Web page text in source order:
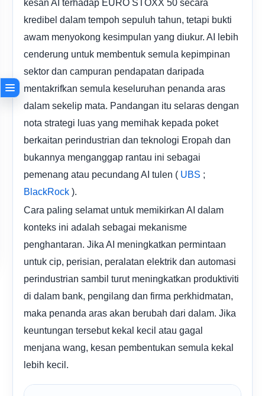
kredibel dalam tempoh sepuluh tahun, tetapi bukti
awam menyokong kesimpulan yang diukur. AI lebih
cenderung untuk membentuk semula kepimpinan
sektor dan campuran pendapatan daripada
mentakrifkan semula keseluruhan penanda aras
dalam sekelip mata. Pandangan itu selaras dengan
nota strategi luas yang memihak kepada poket
berkaitan perindustrian dan teknologi Eropah dan
bukannya menganggap rantau ini sebagai
pemenang atau pecundang AI tulen ( UBS ;
BlackRock ).
Cara paling selamat untuk memikirkan AI dalam
konteks ini adalah sebagai mekanisme
penghantaran. Jika AI meningkatkan permintaan
untuk cip, perisian, peralatan elektrik dan automasi
perindustrian sambil turut meningkatkan produktiviti
di dalam bank, pengilang dan firma perkhidmatan,
maka penanda aras akan berubah dari dalam. Jika
keuntungan tersebut kekal kecil atau gagal
menjana wang, kesan pembentukan semula kekal
lebih kecil.